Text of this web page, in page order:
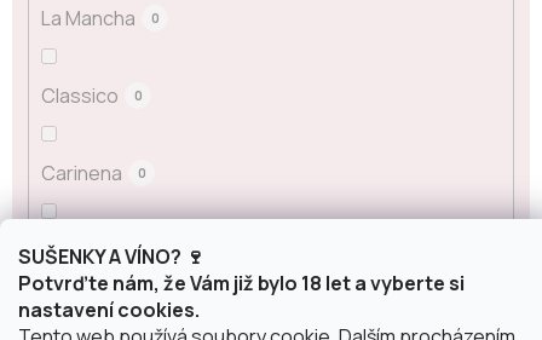
SUŠENKY A VÍNO? 🍷
Potvrďte nám, že Vám již bylo 18 let a vyberte si
nastavení cookies.
La Mancha 0
Classico 0
Carinena 0
Sicílie 0
Alsasko